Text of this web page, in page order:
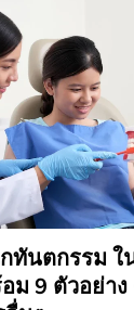
ทันตกรรม ใ
ม 9 ตัวอย่า